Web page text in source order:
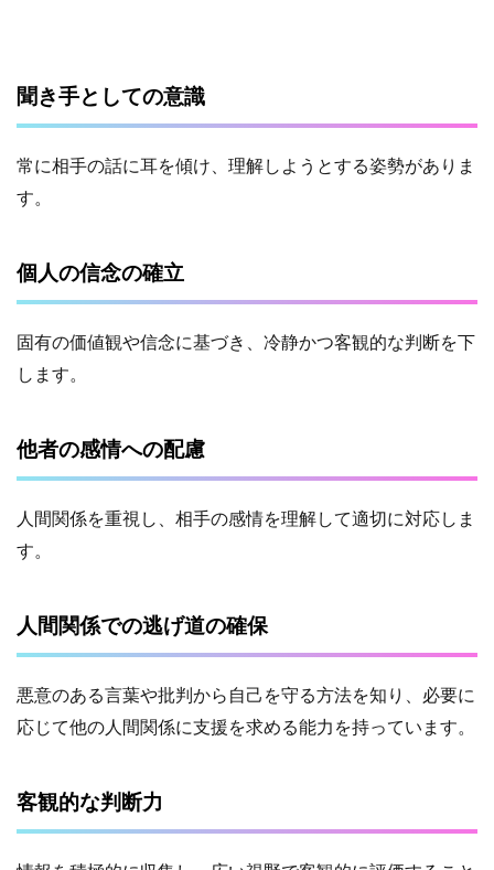
聞き手としての意識
常に相手の話に耳を傾け、理解しようとする姿勢がありま
す。
個人の信念の確立
固有の価値観や信念に基づき、冷静かつ客観的な判断を下
します。
他者の感情への配慮
人間関係を重視し、相手の感情を理解して適切に対応しま
す。
人間関係での逃げ道の確保
悪意のある言葉や批判から自己を守る方法を知り、必要に
応じて他の人間関係に支援を求める能力を持っています。
客観的な判断力